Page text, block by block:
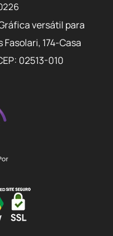
versátil para
174-Casa
02513-010